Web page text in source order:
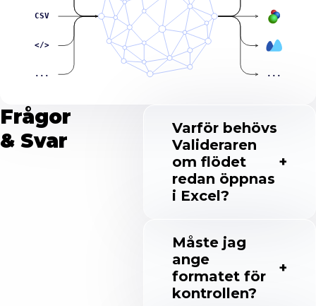
CSV
</>
... ...
Frågor
& Svar
Varför behövs
Valideraren
om flödet
redan öppnas
i Excel?
Måste jag
ange
formatet för
kontrollen?